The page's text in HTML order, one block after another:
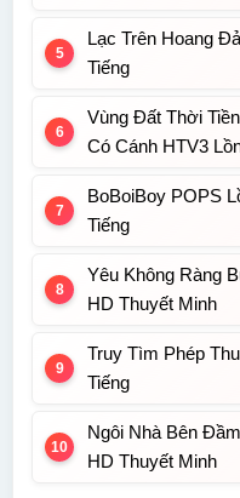
Lạc Trên Hoang
Tiếng
Vùng Đất Thời
Có Cánh HTV3
BoBoiBoy POPS
Tiếng
Yêu Không Ràng
HD Thuyết Minh
Truy Tìm Phép
Tiếng
Ngôi Nhà Bên
HD Thuyết Minh